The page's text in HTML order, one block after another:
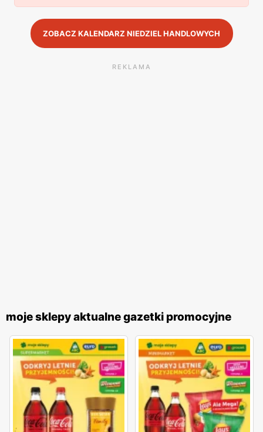
ZOBACZ KALENDARZ NIEDZIEL HANDLOWYCH
REKLAMA
moje sklepy aktualne gazetki promocyjne